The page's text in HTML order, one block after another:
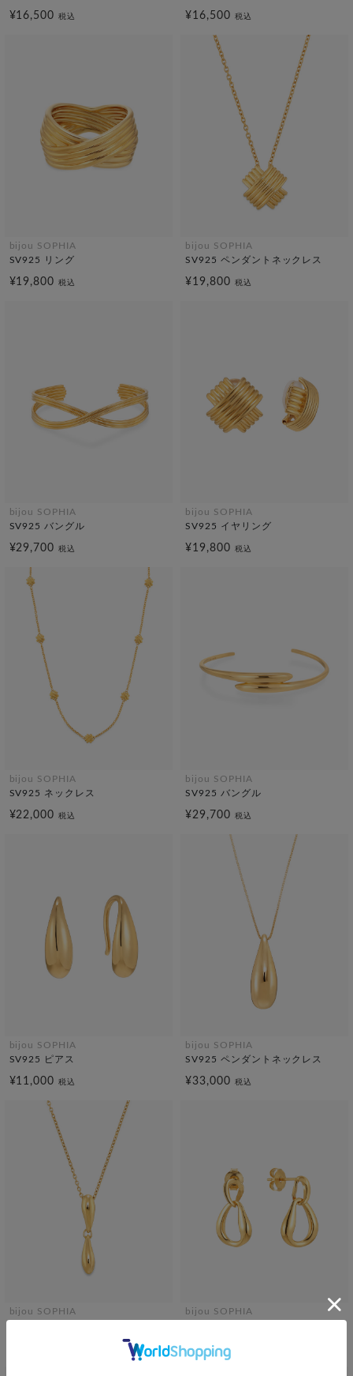
¥16,500税込 ¥16,500 税込
bijou SOPHIA
SV925 リング
¥19,800税込
bijou SOPHIA
SV925 ペンダントネックレス
¥19,800 税込
bijou SOPHIA
SV925 バングル
¥29,700税込
bijou SOPHIA
SV925 イヤリング
¥19,800 税込
bijou SOPHIA
SV925 ネックレス
¥22,000税込
bijou SOPHIA
SV925 バングル
¥29,700 税込
bijou SOPHIA
SV925 ピアス
¥11,000税込
bijou SOPHIA
SV925 ペンダントネックレス
¥33,000 税込
bijou SOPHIA
bijou SOPHIA
¥13,200